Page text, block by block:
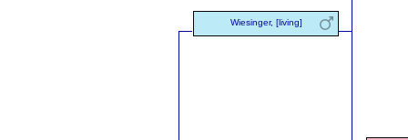
Wiesinger, [living]